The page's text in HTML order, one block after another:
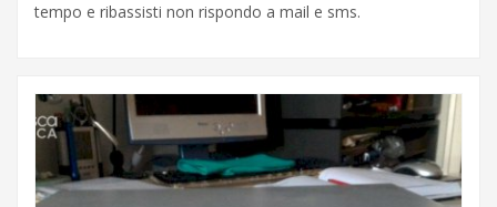
tempo e ribassisti non rispondo a mail e sms.